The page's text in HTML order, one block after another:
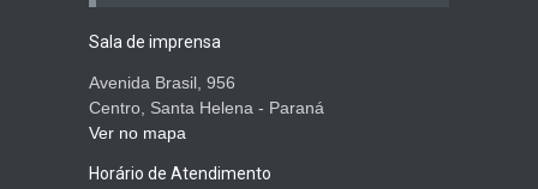
Sala de imprensa
Avenida Brasil, 956
Centro, Santa Helena - Paraná
Ver no mapa
Horário de Atendimento